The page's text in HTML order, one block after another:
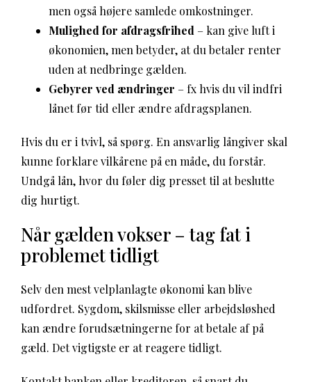
men også højere samlede omkostninger.
Mulighed for afdragsfrihed – kan give luft i
økonomien, men betyder, at du betaler renter
uden at nedbringe gælden.
Gebyrer ved ændringer – fx hvis du vil indfri
lånet før tid eller ændre afdragsplanen.
Hvis du er i tvivl, så spørg. En ansvarlig långiver skal
kunne forklare vilkårene på en måde, du forstår.
Undgå lån, hvor du føler dig presset til at beslutte
dig hurtigt.
Når gælden vokser – tag fat i
problemet tidligt
Selv den mest velplanlagte økonomi kan blive
udfordret. Sygdom, skilsmisse eller arbejdsløshed
kan ændre forudsætningerne for at betale af på
gæld. Det vigtigste er at reagere tidligt.